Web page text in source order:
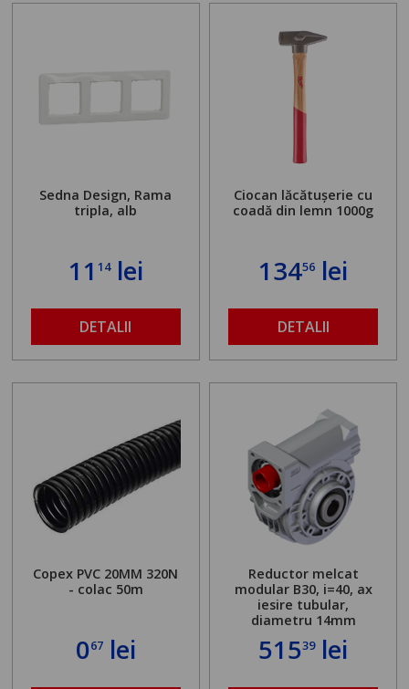
Sedna Design, Rama
tripla, alb
11 14lei
DETALII
Ciocan lăcătușerie cu
coadă din lemn 1000g
13456 lei
DETALII
Copex PVC 20MM 320N
- colac 50m
067lei
Reductor melcat
modular B30, i=40, ax
iesire tubular,
diametru 14mm
51539lei